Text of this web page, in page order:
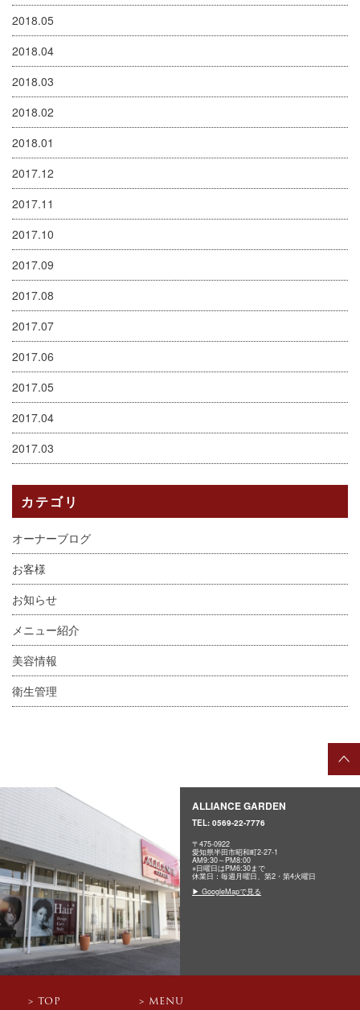
2018.05
2018.04
2018.03
2018.02
2018.01
2017.12
2017.11
2017.10
2017.09
2017.08
2017.07
2017.06
2017.05
2017.04
2017.03
カテゴリ
オーナーブログ
お客様
お知らせ
メニュー紹介
美容情報
衛生管理
ALLIANCE GARDEN
TEL: 0569-22-7776
〒475-0922
愛知県半田市昭和町2-27-1
AM9:30～PM8:00
※日曜日はPM6:30まで
休業日：毎週月曜日、第2・第4火曜日
▶ GoogleMapで見る
TOP MENU